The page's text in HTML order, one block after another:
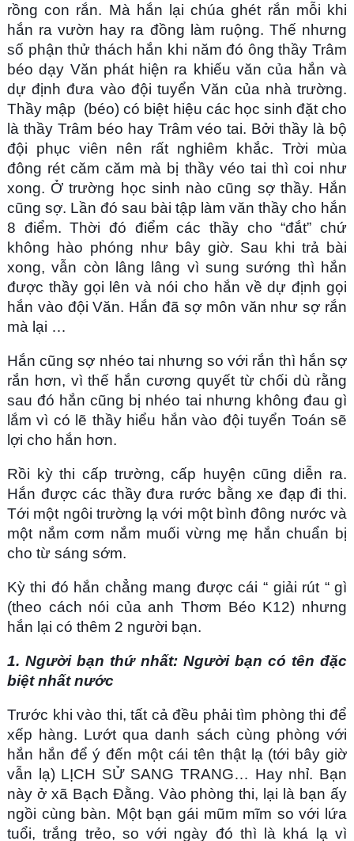
rồng con rắn. Mà hắn lại chúa ghét rắn mỗi khi
hắn ra vườn hay ra đồng làm ruộng. Thế nhưng
số phận thử thách hắn khi năm đó ông thầy Trâm
béo dạy Văn phát hiện ra khiếu văn của hắn và
dự định đưa vào đội tuyển Văn của nhà trường.
Thầy mập (béo) có biệt hiệu các học sinh đặt cho
là thầy Trâm béo hay Trâm véo tai. Bởi thầy là bộ
đội phục viên nên rất nghiêm khắc. Trời mùa
đông rét căm căm mà bị thầy véo tai thì coi như
xong. Ở trường học sinh nào cũng sợ thầy. Hắn
cũng sợ. Lần đó sau bài tập làm văn thầy cho hắn
8 điểm. Thời đó điểm các thầy cho “đắt” chứ
không hào phóng như bây giờ. Sau khi trả bài
xong, vẫn còn lâng lâng vì sung sướng thì hắn
được thầy gọi lên và nói cho hắn về dự định gọi
hắn vào đội Văn. Hắn đã sợ môn văn như sợ rắn
mà lại …
Hắn cũng sợ nhéo tai nhưng so với rắn thì hắn sợ
rắn hơn, vì thế hắn cương quyết từ chối dù rằng
sau đó hắn cũng bị nhéo tai nhưng không đau gì
lắm vì có lẽ thầy hiểu hắn vào đội tuyển Toán sẽ
lợi cho hắn hơn.
Rồi kỳ thi cấp trường, cấp huyện cũng diễn ra.
Hắn được các thầy đưa rước bằng xe đạp đi thi.
Tới một ngôi trường lạ với một bình đông nước và
một nắm cơm nắm muối vừng mẹ hắn chuẩn bị
cho từ sáng sớm.
Kỳ thi đó hắn chẳng mang được cái “ giải rút “ gì
(theo cách nói của anh Thơm Béo K12) nhưng
hắn lại có thêm 2 người bạn.
1. Người bạn thứ nhất: Người bạn có tên đặc
biệt nhất nước
Trước khi vào thi, tất cả đều phải tìm phòng thi để
xếp hàng. Lướt qua danh sách cùng phòng với
hắn hắn để ý đến một cái tên thật lạ (tới bây giờ
vẫn lạ) LỊCH SỬ SANG TRANG… Hay nhỉ. Bạn
này ở xã Bạch Đằng. Vào phòng thi, lại là bạn ấy
ngồi cùng bàn. Một bạn gái mũm mĩm so với lứa
tuổi, trắng trẻo, so với ngày đó thì là khá lạ vì